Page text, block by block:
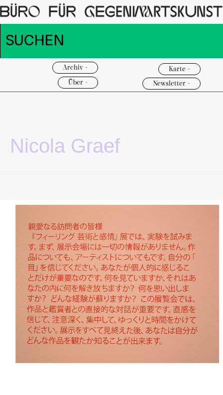
Archiv >
Über >
Karte >
Newsletter >
Nicola Graef